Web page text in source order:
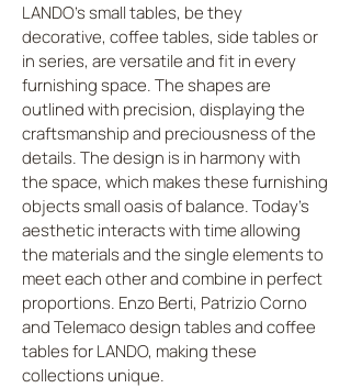
LANDO's small tables, be they
decorative, coffee tables, side tables or
in series, are versatile and fit in every
furnishing space. The shapes are
outlined with precision, displaying the
craftsmanship and preciousness of the
details. The design is in harmony with
the space, which makes these furnishing
objects small oasis of balance. Today's
aesthetic interacts with time allowing
the materials and the single elements to
meet each other and combine in perfect
proportions. Enzo Berti, Patrizio Corno
and Telemaco design tables and coffee
tables for LANDO, making these
collections unique.